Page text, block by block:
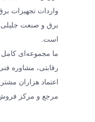
واردات تجهیزات
است.
رقابتی، مشاوره
اعتماد هزاران
مرجع و مرکز